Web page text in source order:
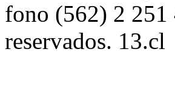
fono (562) 2 251
reservados. 13.cl